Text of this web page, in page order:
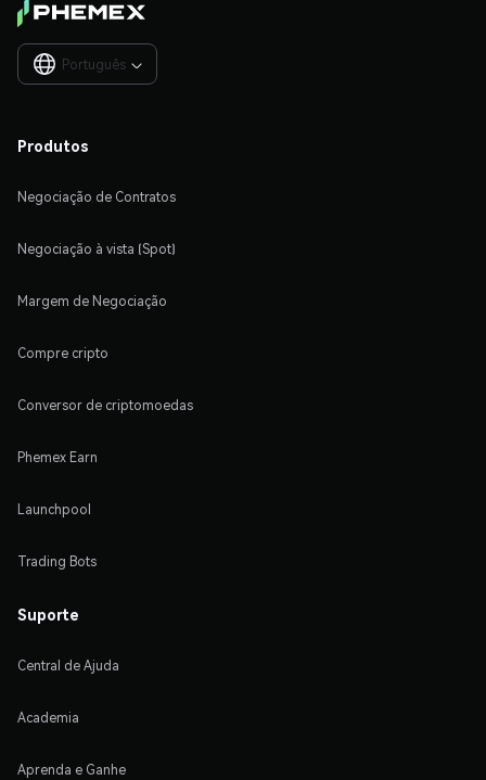
Português 
Produtos
Negociação de Contratos
Negociação à vista (Spot)
Margem de Negociação
Compre cripto
Conversor de criptomoedas
Phemex Earn
Launchpool
Trading Bots
Suporte
Central de Ajuda
Academia
Aprenda e Ganhe